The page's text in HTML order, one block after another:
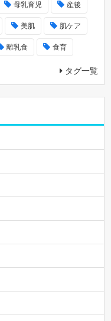
母乳育児 産後
美肌 肌ケア
離乳食 食育
タグ一覧